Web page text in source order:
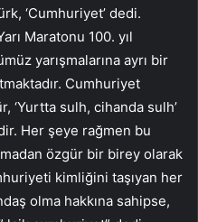
‘Cumhuriyet’ dedi.
Maratonu 100. yıl
yarışmalarına ayrı bir
Cumhuriyet
‘Yurtta sulh, cihanda sulh’
Her şeye rağmen bu
özgür bir birey olarak
kimliğini taşıyan her
olma hakkına sahipse,